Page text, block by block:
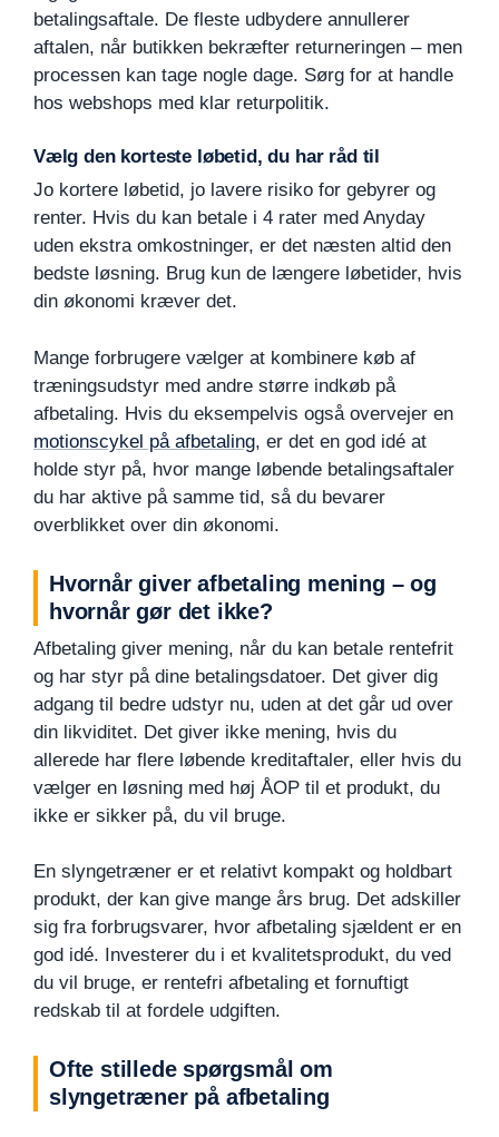
betalingsaftale. De fleste udbydere annullerer
aftalen, når butikken bekræfter returneringen – men
processen kan tage nogle dage. Sørg for at handle
hos webshops med klar returpolitik.
Vælg den korteste løbetid, du har råd til
Jo kortere løbetid, jo lavere risiko for gebyrer og
renter. Hvis du kan betale i 4 rater med Anyday
uden ekstra omkostninger, er det næsten altid den
bedste løsning. Brug kun de længere løbetider, hvis
din økonomi kræver det.
Mange forbrugere vælger at kombinere køb af
træningsudstyr med andre større indkøb på
afbetaling. Hvis du eksempelvis også overvejer en
motionscykel på afbetaling, er det en god idé at
holde styr på, hvor mange løbende betalingsaftaler
du har aktive på samme tid, så du bevarer
overblikket over din økonomi.
Hvornår giver afbetaling mening – og
hvornår gør det ikke?
Afbetaling giver mening, når du kan betale rentefrit
og har styr på dine betalingsdatoer. Det giver dig
adgang til bedre udstyr nu, uden at det går ud over
din likviditet. Det giver ikke mening, hvis du
allerede har flere løbende kreditaftaler, eller hvis du
vælger en løsning med høj ÅOP til et produkt, du
ikke er sikker på, du vil bruge.
En slyngetræner er et relativt kompakt og holdbart
produkt, der kan give mange års brug. Det adskiller
sig fra forbrugsvarer, hvor afbetaling sjældent er en
god idé. Investerer du i et kvalitetsprodukt, du ved
du vil bruge, er rentefri afbetaling et fornuftigt
redskab til at fordele udgiften.
Ofte stillede spørgsmål om
slyngetræner på afbetaling